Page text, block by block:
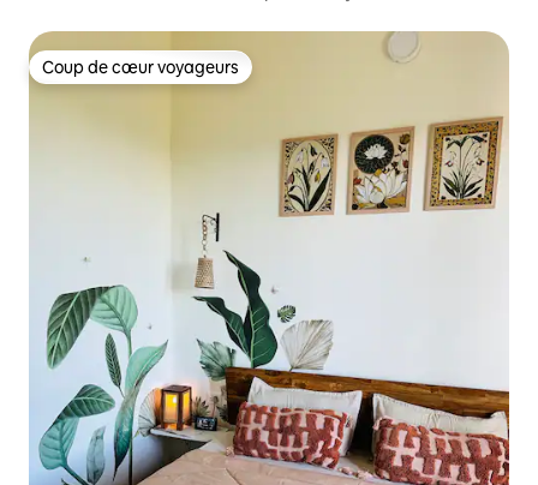
Coup de cœur voyageurs
Coup de cœur voyageurs